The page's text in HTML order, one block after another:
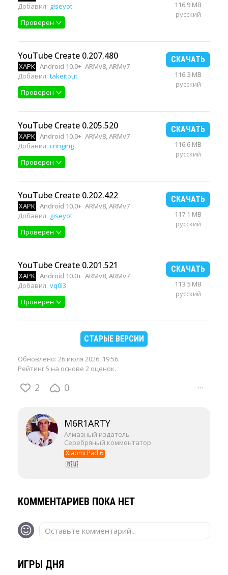
Добавил: giseyot
Проверен
116.9 MB
русский
YouTube Create 0.207.480
XAPK Android 10.0+ ARMv8, ARMv7
Добавил: takeitout
Проверен
СКАЧАТЬ
116.3 MB
русский
YouTube Create 0.205.520
XAPK Android 10.0+ ARMv8, ARMv7
Добавил: cringing
Проверен
СКАЧАТЬ
116.6 MB
русский
YouTube Create 0.202.422
XAPK Android 10.0+ ARMv8, ARMv7
Добавил: giseyot
Проверен
СКАЧАТЬ
117.1 MB
русский
YouTube Create 0.201.521
XAPK Android 10.0+ ARMv8, ARMv7
Добавил: vq0l3
Проверен
СКАЧАТЬ
113.5 MB
русский
СТАРЫЕ ВЕРСИИ
Обновлено: 26 июля 2026, 19:56.
Рейтинг 5 на основе 2 оценок.
2 0 ···
M6R1ARTY
Алмазный издатель
Серебряный комментатор
Xiaomi Pad 6
🇷🇺
КОММЕНТАРИЕВ ПОКА НЕТ
Оставьте комментарий...
ИГРЫ ДНЯ